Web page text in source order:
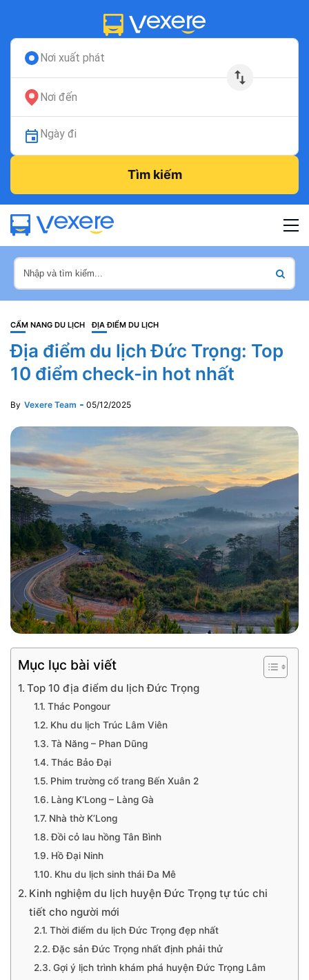
Nơi xuất phát
Nơi đến
Ngày đi
Tìm kiếm
CẨM NANG DU LỊCH ĐỊA ĐIỂM DU LỊCH
Địa điểm du lịch Đức Trọng: Top
10 điểm check-in hot nhất
By Vexere Team 05/12/2025
Mục lục bài viết
Top 10 địa điểm du lịch Đức Trọng
Thác Pongour
Khu du lịch Trúc Lâm Viên
Tà Năng – Phan Dũng
Thác Bảo Đại
Phim trường cổ trang Bến Xuân 2
Làng K’Long – Làng Gà
Nhà thờ K’Long
Đồi cỏ lau hồng Tân Bình
Hồ Đại Ninh
Khu du lịch sinh thái Đa Mê
Kinh nghiệm du lịch huyện Đức Trọng tự túc chi
tiết cho người mới
Thời điểm du lịch Đức Trọng đẹp nhất
Đặc sản Đức Trọng nhất định phải thử
Gợi ý lịch trình khám phá huyện Đức Trọng Lâm